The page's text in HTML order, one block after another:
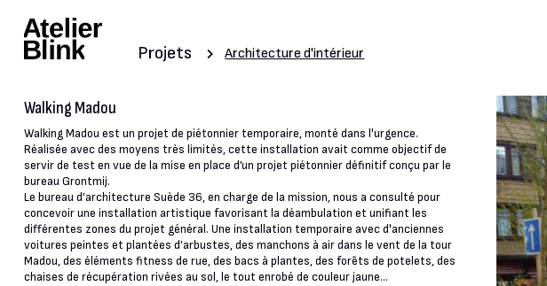
Projets Architecture d'intérieur
Walking Madou
Walking Madou est un projet de piétonnier temporaire, monté dans l'urgence.
Réalisée avec des moyens très limités, cette installation avait comme objectif de
servir de test en vue de la mise en place d’un projet piétonnier définitif conçu par le
bureau Grontmij.
Le bureau d’architecture Suède 36, en charge de la mission, nous a consulté pour
concevoir une installation artistique favorisant la déambulation et unifiant les
différentes zones du projet général. Une installation temporaire avec d'anciennes
voitures peintes et plantées d’arbustes, des manchons à air dans le vent de la tour
Madou, des éléments fitness de rue, des bacs à plantes, des forêts de potelets, des
chaises de récupération rivées au sol, le tout enrobé de couleur jaune...